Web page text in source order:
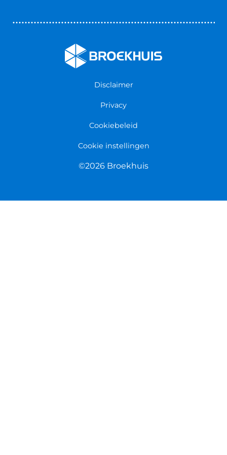
Nieuws & Blogs
Algemene voorwaarden
Disclaimer
Privacy
Cookiebeleid
Cookie instellingen
©2026 Broekhuis